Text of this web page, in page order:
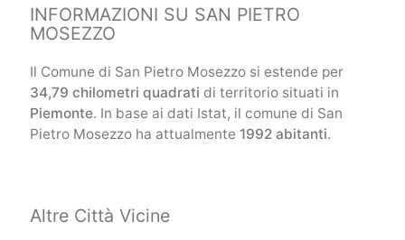
INFORMAZIONI SU SAN PIETRO
MOSEZZO
Il Comune di San Pietro Mosezzo si estende per
34,79 chilometri quadrati di territorio situati in
Piemonte. In base ai dati Istat, il comune di San
Pietro Mosezzo ha attualmente 1992 abitanti.
Altre Città Vicine